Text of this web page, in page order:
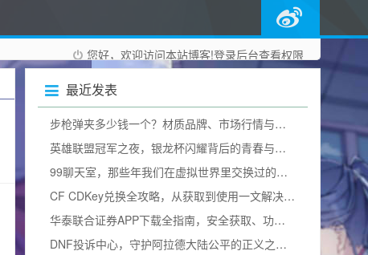
您好，欢迎访问本站博客!登录后台查看权限
最近发表
步枪弹夹多少钱一个？材质品牌、市场行情与合法边界全揭秘
英雄联盟冠军之夜，银龙杯闪耀背后的青春与热血加冕礼
99聊天室，那些年我们在虚拟世界里交换过的青春
CF CDKey兑换全攻略，从获取到使用一文解决所有疑问（含2025兑换码）
华泰联合证券APP下载全指南，安全获取、功能解析与使用技巧
DNF投诉中心，守护阿拉德大陆公平的正义之门官方网站